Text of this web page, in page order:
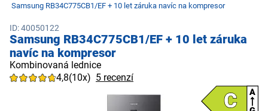
Samsung RB34C775CB1/EF + 10 let záruka navíc na kompresor
ID: 40050122
Samsung RB34C775CB1/EF + 10 let záruka
navíc na kompresor
Kombinovaná lednice
4,8(10x) 5 recenzí